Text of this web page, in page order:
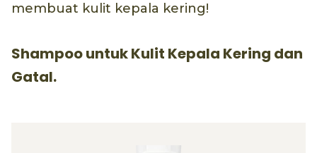
membuat kulit kepala kering!
Shampoo untuk Kulit Kepala Kering dan
Gatal.